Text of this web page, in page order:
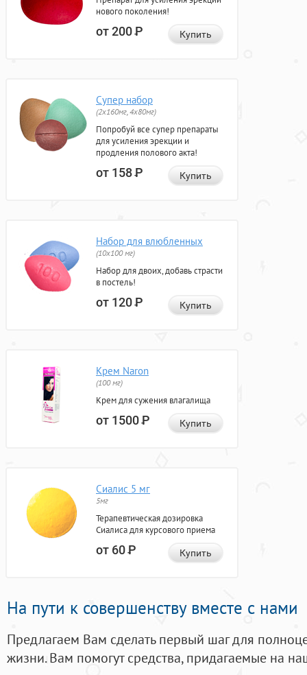
нового поколения!
от 200Р Купить
Супер набор
(2х160мг, 4х80мг)
Попробуй все супер препараты
для усиления эрекции и
продления полового акта!
от 158Р Купить
Набор для влюбленных
(10х100 мг)
Набор для двоих, добавь страсти
в постель!
от 120Р Купить
Крем Naron
(100 мг)
Крем для сужения влагалища
от 1500Р Купить
Сиалис 5 мг
5мг
Терапевтическая дозировка
Сиалиса для курсового приема
от 60Р Купить
На пути к совершенству вместе с нами
Предлагаем Вам сделать первый шаг для
жизни. Вам помогут средства, придагаемые на